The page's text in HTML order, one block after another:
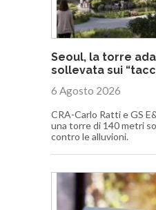
Seoul, la torre
sollevata sui
6 Agosto 2026
CRA-Carlo Ratti e GS
una torre di 140 metri
contro le alluvioni.